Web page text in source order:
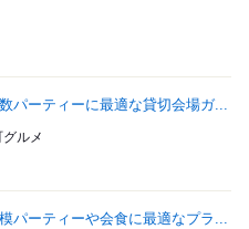
パーティーに最適な貸切会場ガ...
ルメ
パーティーや会食に最適なプラ...